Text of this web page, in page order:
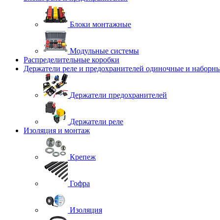
Блоки монтажные
Модульные системы
Распределительные коробки
Держатели реле и предохранителей одиночные и
Держатели предохранителей
Держатели реле
Изоляция и монтаж
Крепеж
Гофра
Изоляция